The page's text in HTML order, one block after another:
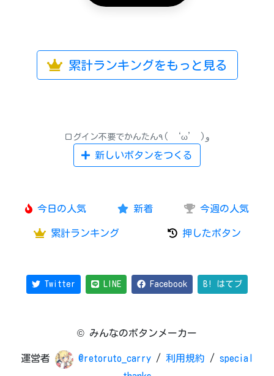
累計ランキングをもっと見る
ログイン不要でかんたん٩( ‘ω’ )و
新しいボタンをつくる
今日の人気 新着 今週の人気
累計ランキング 押したボタン
Twitter LINE Facebook B! はてブ
© みんなのボタンメーカー
運営者 @retoruto_carry / 利用規約 / special